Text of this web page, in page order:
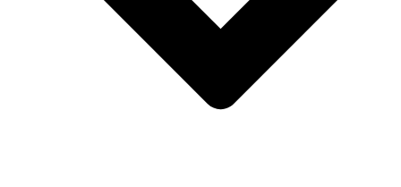
Buchbesprechungen von Harald Schwiers
Haralds Streifzüge
Hörtipps von Harald Schwiers
Kunstausflüge mit Sigrid Balke
Marc Peschke – Out of The Länd
Buchtipps von Uli Rothfuss